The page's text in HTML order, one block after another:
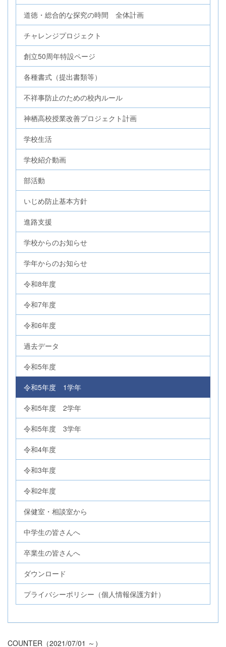
道徳・総合的な探究の時間 全体計画
チャレンジプロジェクト
創立50周年特設ページ
各種書式（提出書類等）
不祥事防止のための校内ルール
神栖高校授業改善プロジェクト計画
学校生活
学校紹介動画
部活動
いじめ防止基本方針
進路支援
学校からのお知らせ
学年からのお知らせ
令和8年度
令和7年度
令和6年度
過去データ
令和5年度
令和5年度 1学年
令和5年度 2学年
令和5年度 3学年
令和4年度
令和3年度
令和2年度
保健室・相談室から
中学生の皆さんへ
卒業生の皆さんへ
ダウンロード
プライバシーポリシー（個人情報保護方針）
COUNTER（2021/07/01 ～）